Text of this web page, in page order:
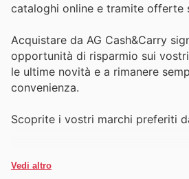
cataloghi online e tramite offerte
Acquistare da AG Cash&Carry
opportunità di risparmio sui
le ultime novità e a rimanere
convenienza.
Scoprite i vostri marchi preferiti
Vedi altro